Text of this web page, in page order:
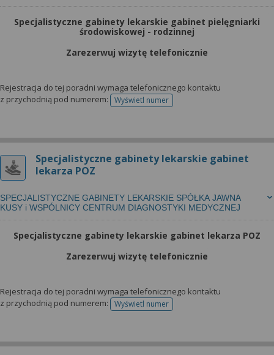
Specjalistyczne gabinety lekarskie gabinet pielęgniarki
środowiskowej - rodzinnej
Zarezerwuj wizytę telefonicznie
Rejestracja do tej poradni wymaga telefonicznego kontaktu
z przychodnią pod numerem:
Wyświetl numertelefonu do rejestracji
Specjalistyczne gabinety lekarskie gabinet
lekarza POZ
SPECJALISTYCZNE GABINETY LEKARSKIE SPÓŁKA JAWNA
KUSY i WSPÓLNICY CENTRUM DIAGNOSTYKI MEDYCZNEJ
Specjalistyczne gabinety lekarskie gabinet lekarza POZ
Zarezerwuj wizytę telefonicznie
Rejestracja do tej poradni wymaga telefonicznego kontaktu
z przychodnią pod numerem:
Wyświetl numertelefonu do rejestracji